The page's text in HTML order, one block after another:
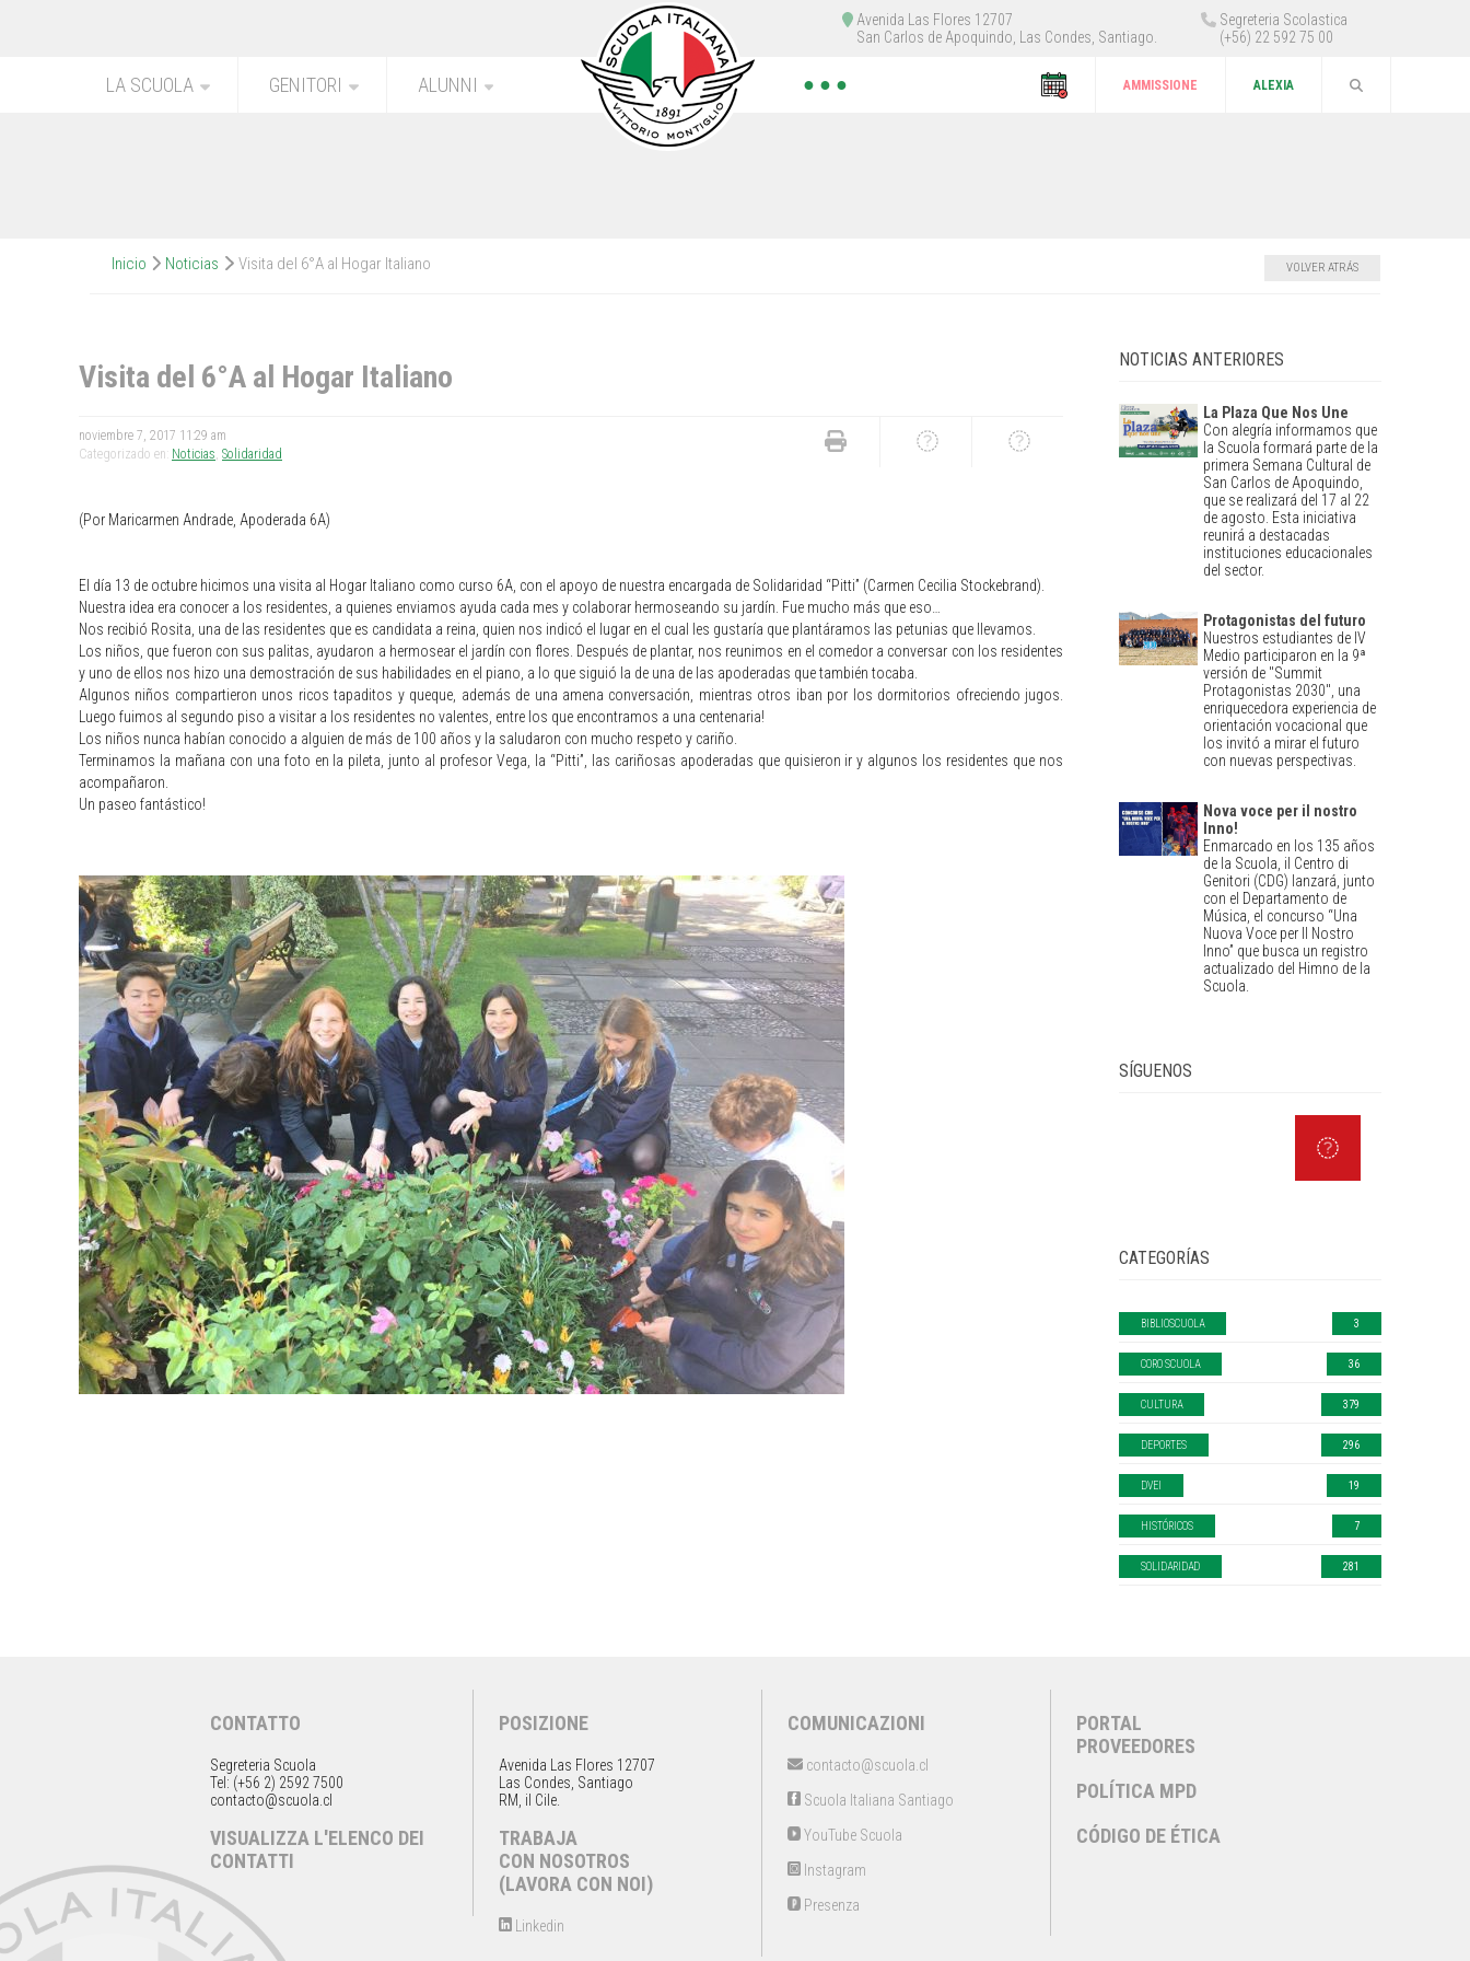
Segreteria Scolastica
(+56) 22 592 75 00
Avenida Las Flores 12707
San Carlos de Apoquindo, Las Condes, Santiago.
LA SCUOLA GENITORI ALUNNI ● ● ● ALEXIA
AMMISSIONE
Inicio Noticias Visita del 6°A al Hogar Italiano VOLVER ATRÁS
Visita del 6°A al Hogar Italiano
noviembre 7, 2017 11:29 am
Categorizado en: Noticias Solidaridad
(Por Maricarmen Andrade, Apoderada 6A)
El día 13 de octubre hicimos una visita al Hogar Italiano como curso 6A, con el apoyo de nuestra encargada de Solidaridad “Pitti” (Carmen Cecilia Stockebrand).
Nuestra idea era conocer a los residentes, a quienes enviamos ayuda cada mes y colaborar hermoseando su jardín. Fue mucho más que eso…
Nos recibió Rosita, una de las residentes que es candidata a reina, quien nos indicó el lugar en el cual les gustaría que plantáramos las petunias que llevamos.
Los niños, que fueron con sus palitas, ayudaron a hermosear el jardín con flores. Después de plantar, nos reunimos en el comedor a conversar con los residentes
y uno de ellos nos hizo una demostración de sus habilidades en el piano, a lo que siguió la de una de las apoderadas que también tocaba.
Algunos niños compartieron unos ricos tapaditos y queque, además de una amena conversación, mientras otros iban por los dormitorios ofreciendo jugos.
Luego fuimos al segundo piso a visitar a los residentes no valentes, entre los que encontramos a una centenaria!
Los niños nunca habían conocido a alguien de más de 100 años y la saludaron con mucho respeto y cariño.
Terminamos la mañana con una foto en la pileta, junto al profesor Vega, la “Pitti”, las cariñosas apoderadas que quisieron ir y algunos los residentes que nos
acompañaron.
Un paseo fantástico!
NOTICIAS ANTERIORES
La Plaza Que Nos Une
Con alegría informamos que
la Scuola formará parte de la
primera Semana Cultural de
San Carlos de Apoquindo,
que se realizará del 17 al 22
de agosto. Esta iniciativa
reunirá a destacadas
instituciones educacionales
del sector.
Protagonistas del futuro
Nuestros estudiantes de IV
Medio participaron en la 9ª
versión de "Summit
Protagonistas 2030", una
enriquecedora experiencia de
orientación vocacional que
los invitó a mirar el futuro
con nuevas perspectivas.
Nova voce per il nostro
Inno!
Enmarcado en los 135 años
de la Scuola, il Centro di
Genitori (CDG) lanzará, junto
con el Departamento de
Música, el concurso “Una
Nuova Voce per Il Nostro
Inno” que busca un registro
actualizado del Himno de la
Scuola.
SÍGUENOS
CATEGORÍAS
BIBLIOSCUOLA 3
CORO SCUOLA 36
CULTURA 379
DEPORTES 296
DVEI 19
HISTÓRICOS 7
SOLIDARIDAD 281
CONTATTO
Segreteria Scuola
Tel: (+56 2) 2592 7500
contacto@scuola.cl
VISUALIZZA L'ELENCO DEI
CONTATTI
POSIZIONE
Avenida Las Flores 12707
Las Condes, Santiago
RM, il Cile.
TRABAJA
CON NOSOTROS
(LAVORA CON NOI)
Linkedin
COMUNICAZIONI
contacto@scuola.cl
Scuola Italiana Santiago
YouTube Scuola
Instagram
Presenza
PORTAL
PROVEEDORES
POLÍTICA MPD
CÓDIGO DE ÉTICA